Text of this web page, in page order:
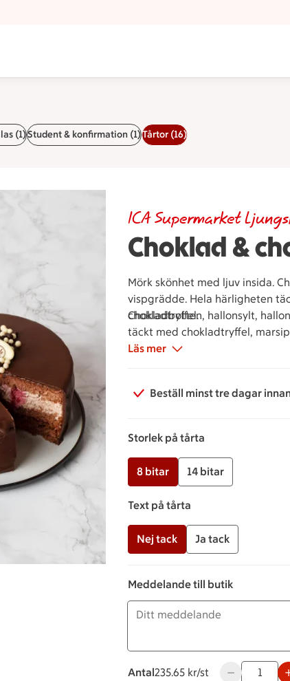
(1)Student & konfirmation (1)Tårtor (16)
Choklad &
ICA Supermarket
Mörk skönhet med ljuv insida.
vispgrädde. Hela härligheten
chokladtryffel.
Chokladbotten, hallonsylt,
täckt med chokladtryffel,
Läs mer
Beställ minst tre dagar
Storlek på tårta
8 bitar 14 bitar
Text på tårta
Nej tack Ja tack
Meddelande till butik
Antal
235.65 kronor styck
235.65 kr/st Använd